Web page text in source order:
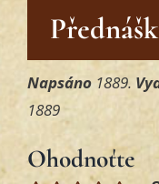
Napsáno 1889.
1889
Ohodnoťte